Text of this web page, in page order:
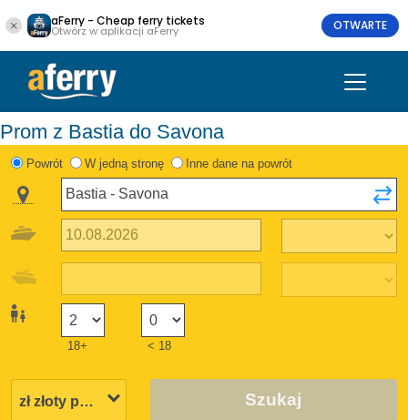
aFerry - Cheap ferry tickets
Otwórz w aplikacji aFerry OTWARTE
Prom z Bastia do Savona
Powrót W jedną stronę Inne dane na powrót
18+ < 18
Szukaj